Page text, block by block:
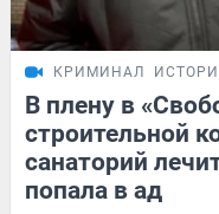
КРИМИНАЛ
В плену в
строительной
санаторий
попала в ад